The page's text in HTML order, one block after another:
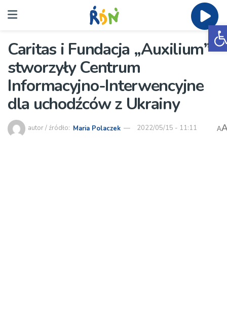
Caritas i Fundacja „Auxilium”
stworzyły Centrum
Informacyjno-Interwencyjne
dla uchodźców z Ukrainy
autor / źródło: Maria Polaczek 2022/05/15 - 11:11 A